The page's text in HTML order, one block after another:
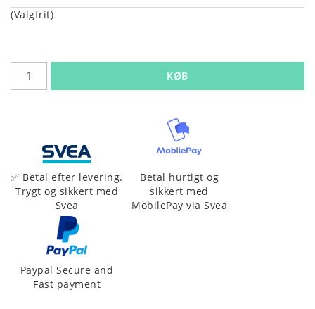
(Valgfrit)
KØB
✅ Betal efter levering.
Trygt og sikkert med
Svea
Betal hurtigt og
sikkert med
MobilePay via Svea
Paypal Secure and
Fast payment